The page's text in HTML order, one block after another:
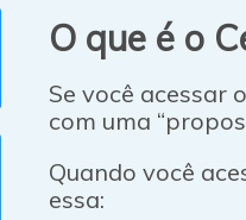
O que é o
Se você acessar
com uma
Quando você
essa: